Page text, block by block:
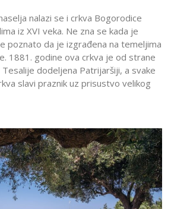
nalazi se i crkva Bogorodice
iz XVI veka. Ne zna se kada je
poznato da je izgrađena na temeljima
1881. godine ova crkva je od strane
dodeljena Patrijaršiji, a svake
slavi praznik uz prisustvo velikog